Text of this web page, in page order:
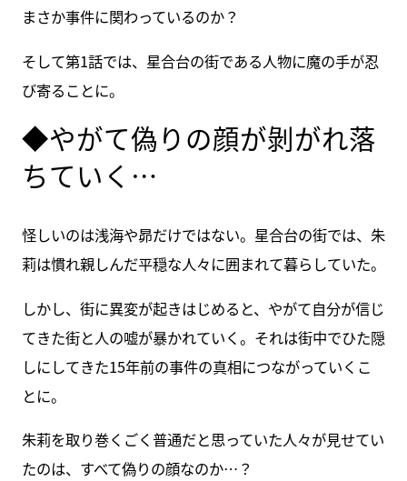
まさか事件に関わっているのか？
そして第1話では、星合台の街である人物に魔の手が忍
び寄ることに。
◆やがて偽りの顔が剝がれ落
ちていく…
怪しいのは浅海や昴だけではない。星合台の街では、朱
莉は慣れ親しんだ平穏な人々に囲まれて暮らしていた。
しかし、街に異変が起きはじめると、やがて自分が信じ
てきた街と人の嘘が暴かれていく。それは街中でひた隠
しにしてきた15年前の事件の真相につながっていくこ
とに。
朱莉を取り巻くごく普通だと思っていた人々が見せてい
たのは、すべて偽りの顔なのか…？